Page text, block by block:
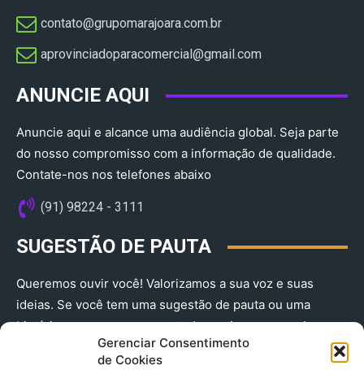
Gerenciar Consentimento
de Cookies
contato@grupomarajoara.com.br
aprovinciadoparacomercial@gmail.com​
ANUNCIE AQUI
Anuncie aqui e alcance uma audiência global. Seja parte
do nosso compromisso com a informação de qualidade.
Contate-nos nos telefones abaixo
(91) 98224 - 3111
SUGESTÃO DE PAUTA
Queremos ouvir você! Valorizamos a sua voz e suas
ideias. Se você tem uma sugestão de pauta ou uma
história que merece ser contada, envie-nos agora!
(91) 98224 - 3111